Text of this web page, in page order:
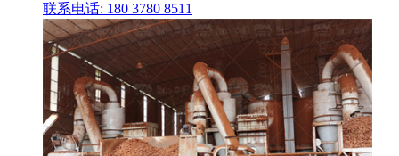
联系电话: 180 3780 8511